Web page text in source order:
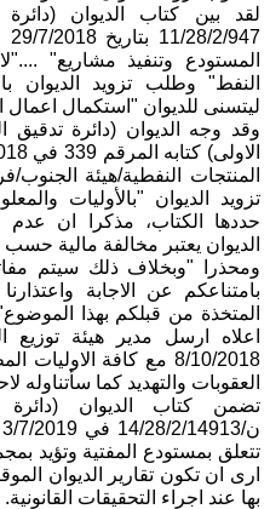
لقد بين كتاب الديوان
المستودع وتنفيذ مشاريع"
النفط" وطلب تزويد الديوان
ليتسنى للديوان "استكمال اعمال
وقد وجه الديوان (دائرة تدقيق
المنتجات النفطية/هيئة الجنوب/
تزويد الديوان "بالأوليات
حددها الكتاب، مذكرا ان عدم
ومحذرا "وبخلاف ذلك سيتم
بامتناعكم عن الاجابة
المتخذة من قبلكم بهذا
8/10/2018 مع كافة
العقوبات والتهديد كما سأتناوله
تضمن كتاب الديوان (دائرة
تتعلق بمستودع المفتية وتؤيد
ارى ان تكون تقارير الديوان
بها عند اجراء التحقيقات القانونية.